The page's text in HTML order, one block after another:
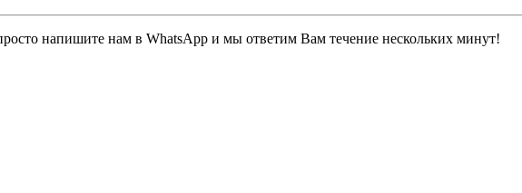
напишите нам в WhatsApp и мы ответим Вам течение нескольких минут!